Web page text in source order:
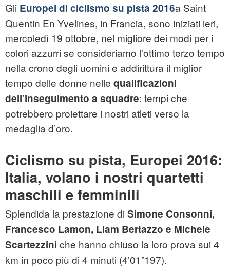
Gli Europei di ciclismo su pista 2016a Saint
Quentin ­En ­Yvelines, in Francia, sono iniziati ieri,
mercoledì 19 ottobre, nel migliore dei modi per i
colori azzurri se consideriamo l'ottimo terzo tempo
nella crono degli uomini e addirittura il miglior
tempo delle donne nelle qualificazioni
dell’inseguimento a squadre: tempi che
potrebbero proiettare i nostri atleti verso la
medaglia d’oro.
Ciclismo su pista, Europei 2016:
Italia, volano i nostri quartetti
maschili e femminili
Splendida la prestazione di Simone Consonni,
Francesco Lamon, Liam Bertazzo e Michele
Scartezzini che hanno chiuso la loro prova sui 4
km in poco più di 4 minuti (4’01”197).